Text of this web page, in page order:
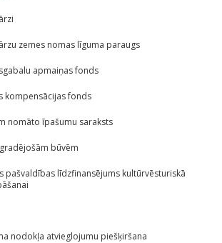
zemes nomas līguma paraugs
apmaiņas fonds
kompensācijas fonds
nomāto īpašumu saraksts
būvēm
pašvaldības līdzfinansējums kultūrvēsturiskā
nodokļa atvieglojumu piešķiršana